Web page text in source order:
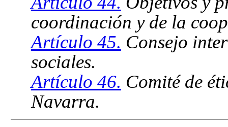
coordinación y de la
Artículo 45. Consejo
sociales.
Artículo 46. Comité de
Navarra.